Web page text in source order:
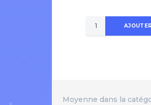
AJOUTER
Moyenne dans la